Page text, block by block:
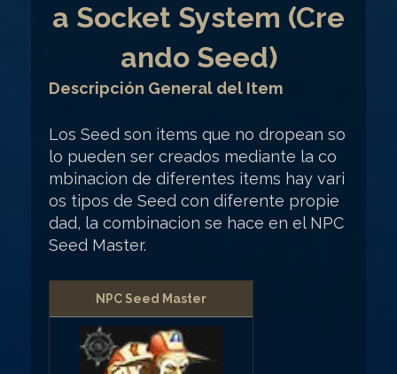
a Socket System (Cre
ando Seed)
Descripción General del Item
Los Seed son items que no dropean so
lo pueden ser creados mediante la co
mbinacion de diferentes items hay vari
os tipos de Seed con diferente propie
dad, la combinacion se hace en el NPC
Seed Master.
NPC Seed Master